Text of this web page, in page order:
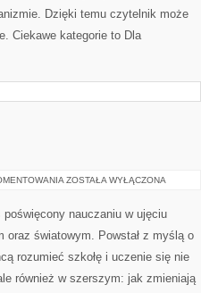
Dzięki temu czytelnik może
Ciekawe kategorie to Dla
FINANSOWANIE
ZOSTAŁA WYŁĄCZONA
poświęcony nauczaniu w ujęciu
oraz światowym. Powstał z myślą o
rozumieć szkołę i uczenie się nie
również w szerszym: jak zmieniają